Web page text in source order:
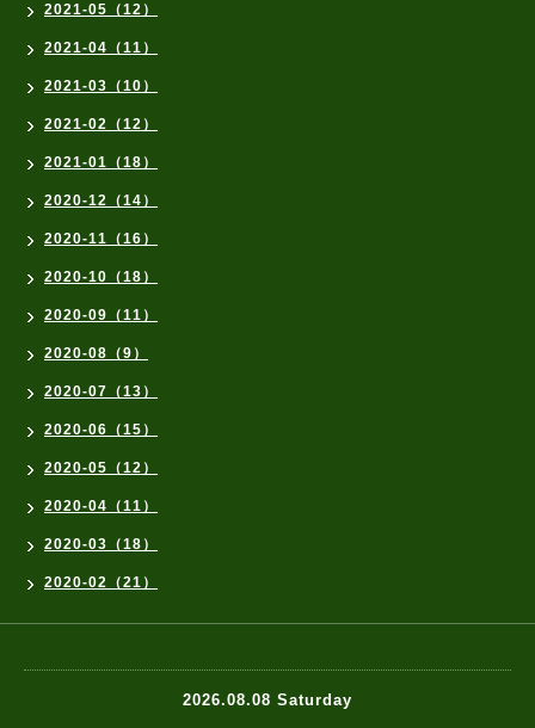
2021-05（12）
2021-04（11）
2021-03（10）
2021-02（12）
2021-01（18）
2020-12（14）
2020-11（16）
2020-10（18）
2020-09（11）
2020-08（9）
2020-07（13）
2020-06（15）
2020-05（12）
2020-04（11）
2020-03（18）
2020-02（21）
2026.08.08 Saturday